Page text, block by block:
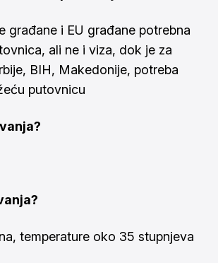
građane i EU građane potrebna
ali ne i viza, dok je za
BIH, Makedonije, potreba
putovnicu
temperature oko 35 stupnjeva